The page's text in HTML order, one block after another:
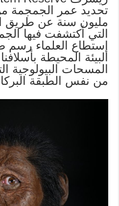
مليون سنة عن طريق
التي أكتشفت فيها
إستطاع العلماء رسم
البيئة المحيطة
المسحات البيولوجية
من نفس الطبقة